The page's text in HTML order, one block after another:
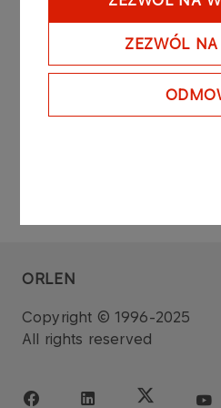
ZEZWÓL
concluded during common
session on the regulated
Stock Exchange.
ORLEN
Copyright © 1996-2025
All rights reserved